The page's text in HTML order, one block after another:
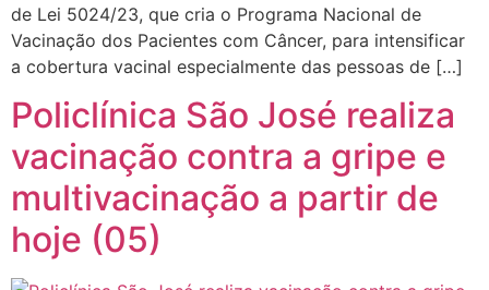
de Lei 5024/23, que cria o Programa Nacional de
Vacinação dos Pacientes com Câncer, para intensificar
a cobertura vacinal especialmente das pessoas de […]
Policlínica São José realiza
vacinação contra a gripe e
multivacinação a partir de
hoje (05)